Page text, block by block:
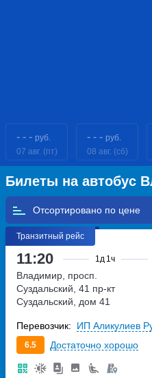
- - - руб.
07 авг. (пт)
- - - руб.
08 авг. (сб)
Билеты на автобус
Отсортировано по
Транзитный рейс
11:20 1д 1ч
Владимир, просп.
Суздальский, 41 пр-кт
Суздальский, дом 41
6.5 Достаточно хорошо
Перевозчик: ИП Аликулиев